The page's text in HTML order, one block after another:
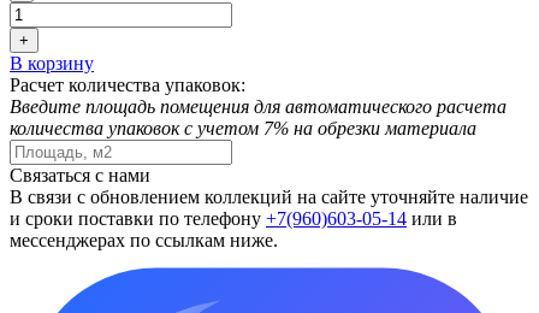
+
В корзину
Расчет количества упаковок:
Введите площадь помещения для автоматического расчета
количества упаковок с учетом 7% на обрезки материала
Связаться с нами
В связи с обновлением коллекций на сайте уточняйте наличие
и сроки поставки по телефону +7(960)603-05-14 или в
мессенджерах по ссылкам ниже.